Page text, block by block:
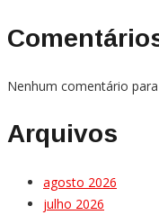
Nenhum comentário
Arquivos
agosto 2026
julho 2026